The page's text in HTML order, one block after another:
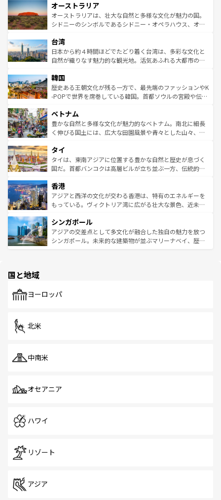
部のニューオーリンズでは、音楽と美食が融合した独特の
文化が魅力。旅行者はアメリカの各地域で異なる魅力を楽
しみながら、その多様性と豊かな歴史を感じることができ
ならではの贅沢な旅のスタイルだ。 なお、新着のアメリカ
情報はコンテンツ一覧を参照してほしい。
ワイ島は見逃せない。また、定番の観光地といえばオアフ
島だが、静かな自然を求めるならマウイ島やカウアイ島が
おすすめ。エメラルドグリーンに輝く海をはじめ、豊かな
れるおもてなしの心で訪れる人々を迎えてくれるハワイの
人々、おいしいローカルフードやハワイアンミュージッ
ク、伝統的なフラダンスなど、すべてがハワイの魅力を彩
ワイを、存分に味わってほしい。 なお、新着のハワイ情報
はコンテンツ一覧を参照してほしい。
オーストラリア
オーストラリアは、壮大な自然と多様な文化が魅力の国。
シドニーのシンボルであるシドニー・オペラハウス、オー
リアリーフや大陸中央部にそびえるウルル（エアーズロッ
ク）、タスマニアの美しい原生林やケアンズの熱帯雨林な
ど、見どころがたくさん。また、カフェやワイン、オージ
いる。アクティビティも充実しており、サーフィンやダイ
ビング、ハイキングなど、アウトドア好きにはたまらな
い。オーストラリアの多彩な魅力を存分に味わいつくそ
参照してほしい。
台湾
日本から約４時間ほどでたどり着く台湾は、多彩な文化と
自然が織りなす魅力的な観光地。活気あふれる大都市の台
ン）、静ひつな山岳地帯である台湾東部など、都市の喧騒
と山間の静けさが共存しており、訪れる人に新しい発見と
驚きをもたらしてくれる。また、奥深い台湾の食文化も魅
容にもいいと評判のスイーツなど、バラエティ豊かな料理
が味わえる。 なお、新着の台湾情報は コンテンツ一覧を参
照してほしい。
韓国
歴史ある王朝文化が残る一方で、最先端のファッションやK
-POPで世界を席巻している韓国。首都ソウルの宮殿や伝統
き、地方に足を延ばせば四季折々の自然美を楽しむことが
できる。そして、キムチや焼肉、絶品のストリートフード
まで、さまざまな韓国料理が待っている。夜には、韓国な
リティに包まれながら、韓国の多彩な魅力を心ゆくまで味
わってみてほしい。 なお、新着の韓国情報はコンテンツ一
覧を参照してほしい。
ベトナム
豊かな自然と多様な文化が魅力的なベトナム。南北に細長
く伸びる国土には、広大な田園風景や青々とした山々、世
急速な発展と共に伝統が息づく。ハノイの古い町並みやホ
ーチミン市のフランス統治時代の建物も、独特の雰囲気を
醸し出している。また、バラエティの豊かさとおいしさで
とつ。フォーやバインミー、ベトナムコーヒーなどは、ぜ
ひ現地で味わいたい。どの地域を訪れてもあたたかい人々
が旅行者を迎えてくれるので、きっと忘れられない旅にな
参照してほしい。
タイ
タイは、東南アジアに位置する豊かな自然と歴史が息づく
国だ。首都バンコクは高層ビルが立ち並ぶ一方、伝統的な
の活気が交差している。北部ではチェンマイなどの山岳地
帯で自然と触れ合い、南部ではプーケットやクラビの美し
いビーチでリゾート気分を楽しむことができる。タイ料理
激する。気候は一年中温暖で、どの季節にも異なる楽しみ
が待っている。親しみやすいタイの人々、仏教を中心とし
た文化、そして多様な観光資源が、訪れる旅人を魅了し続
香港
アジアと西洋の文化が交わる香港は、特有のエネルギーを
もっている。ヴィクトリア湾に広がる壮大な景色、近未来
み、どこを訪れても感動するはず。観光スポットが密集し
ており、効率よく見どころを回れるのも魅力。息をのむよ
うな絶景から文化的な体験まで、香港を存分に楽しみ尽く
シンガポール
アジアの交差点として多文化が融合した独自の魅力を放つ
シンガポール。未来的な建築物が並ぶマリーナベイ、歴史
で、ホーカーズは地元の風情を楽しめる外せないスポット
国と地域
ヨーロッパ
北米
中南米
オセアニア
ハワイ
リゾート
アジア